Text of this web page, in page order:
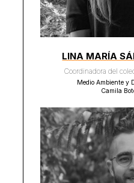
LINA MARÍA
Coordinadora del
Medio Ambiente y
Camila